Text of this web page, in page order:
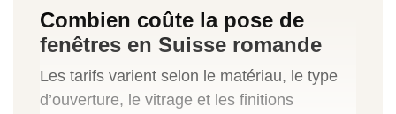
Combien coûte la pose de
fenêtres en Suisse romande
Les tarifs varient selon le matériau, le type
d’ouverture, le vitrage et les finitions